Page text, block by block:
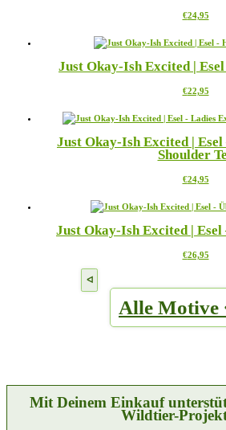
€24,95Dieses
Die
der
Just Okay-Ish Excited |
€22,95Dieses
auf.
auf
Just Okay-Ish Excited |
Shoulder
€24,95Dieses
Die
der
Just Okay-Ish Excited |
€26,95Dieses
auf.
Alle
Mit Deinem Einkauf
Wildtier-